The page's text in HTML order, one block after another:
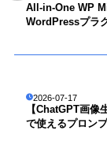
All-in-One WP
WordPressプラ
2026-07-17
【ChatGPT画
で使えるプロン